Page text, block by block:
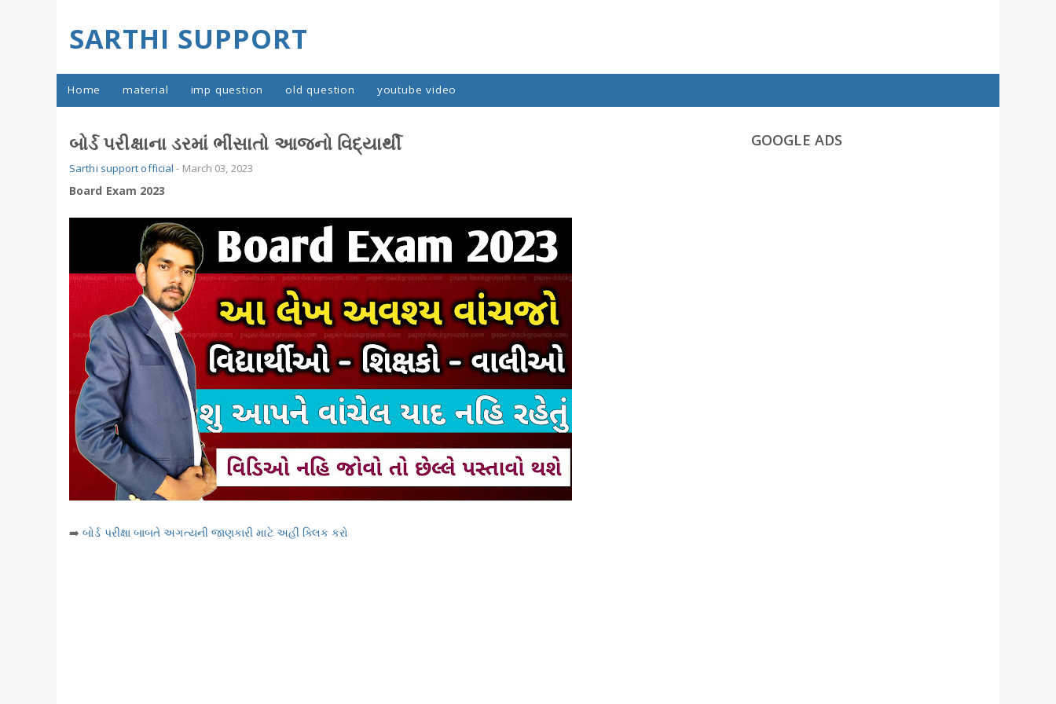
SARTHI SUPPORT
Home material imp question old question youtube video
બોર્ડ પરીક્ષાના ડરમાં ભીંસાતો આજનો વિદ્યાર્થી
Sarthi support official - March 03, 2023
Board Exam 2023
➡️બોર્ડ પરીક્ષા બાબતે અગત્યની જાણકારી માટે અહીં ક્લિક કરો
GOOGLE ADS